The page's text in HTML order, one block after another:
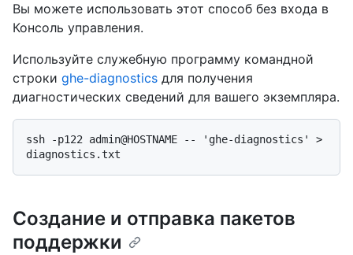
Вы можете использовать этот способ без входа в
Консоль управления.
Используйте служебную программу командной
строки ghe-diagnostics для получения
диагностических сведений для вашего экземпляра.
ssh -p122 admin@HOSTNAME -- 'ghe-diagnostics' >
Создание и отправка пакетов
поддержки